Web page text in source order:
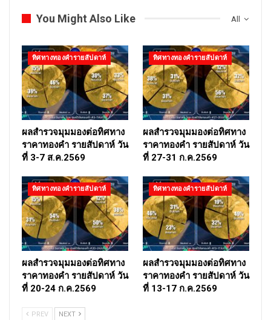
All
You Might Also Like
ทิศทางทองคำรายสัปดาห์
ผลสำรวจมุมมองต่อทิศทาง
ราคาทองคำ รายสัปดาห์ วัน
ที่ 3-7 ส.ค.2569
ทิศทางทองคำรายสัปดาห์
ผลสำรวจมุมมองต่อทิศทาง
ราคาทองคำ รายสัปดาห์ วัน
ที่ 27-31 ก.ค.2569
ทิศทางทองคำรายสัปดาห์
ผลสำรวจมุมมองต่อทิศทาง
ราคาทองคำ รายสัปดาห์ วัน
ที่ 20-24 ก.ค.2569
ทิศทางทองคำรายสัปดาห์
ผลสำรวจมุมมองต่อทิศทาง
ราคาทองคำ รายสัปดาห์ วัน
ที่ 13-17 ก.ค.2569
PREV NEXT